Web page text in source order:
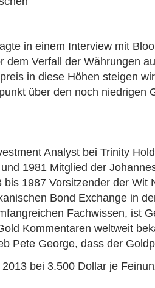
in einem Interview mit
dem Verfall der Währungen
in diese Höhen steigen
über den noch niedrigen
Analyst bei Trinity
1981 Mitglied der
bis 1987 Vorsitzender der Wit
Bond Exchange in
Fachwissen, ist
Kommentaren weltweit
Pete George, dass der
bei 3.500 Dollar je